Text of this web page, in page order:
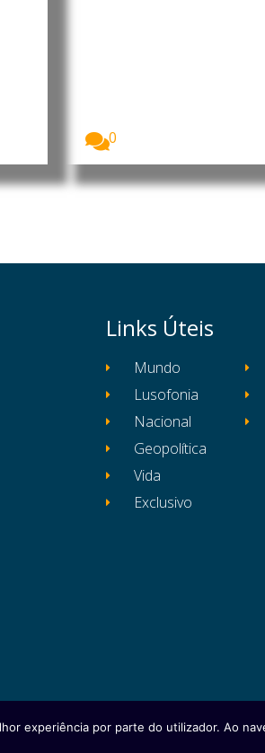
0
Links Úteis
Mundo
Lusofonia
Nacional
Geopolítica
Vida
Exclusivo
os direitos reservados
experiência por parte do utilizador. Ao